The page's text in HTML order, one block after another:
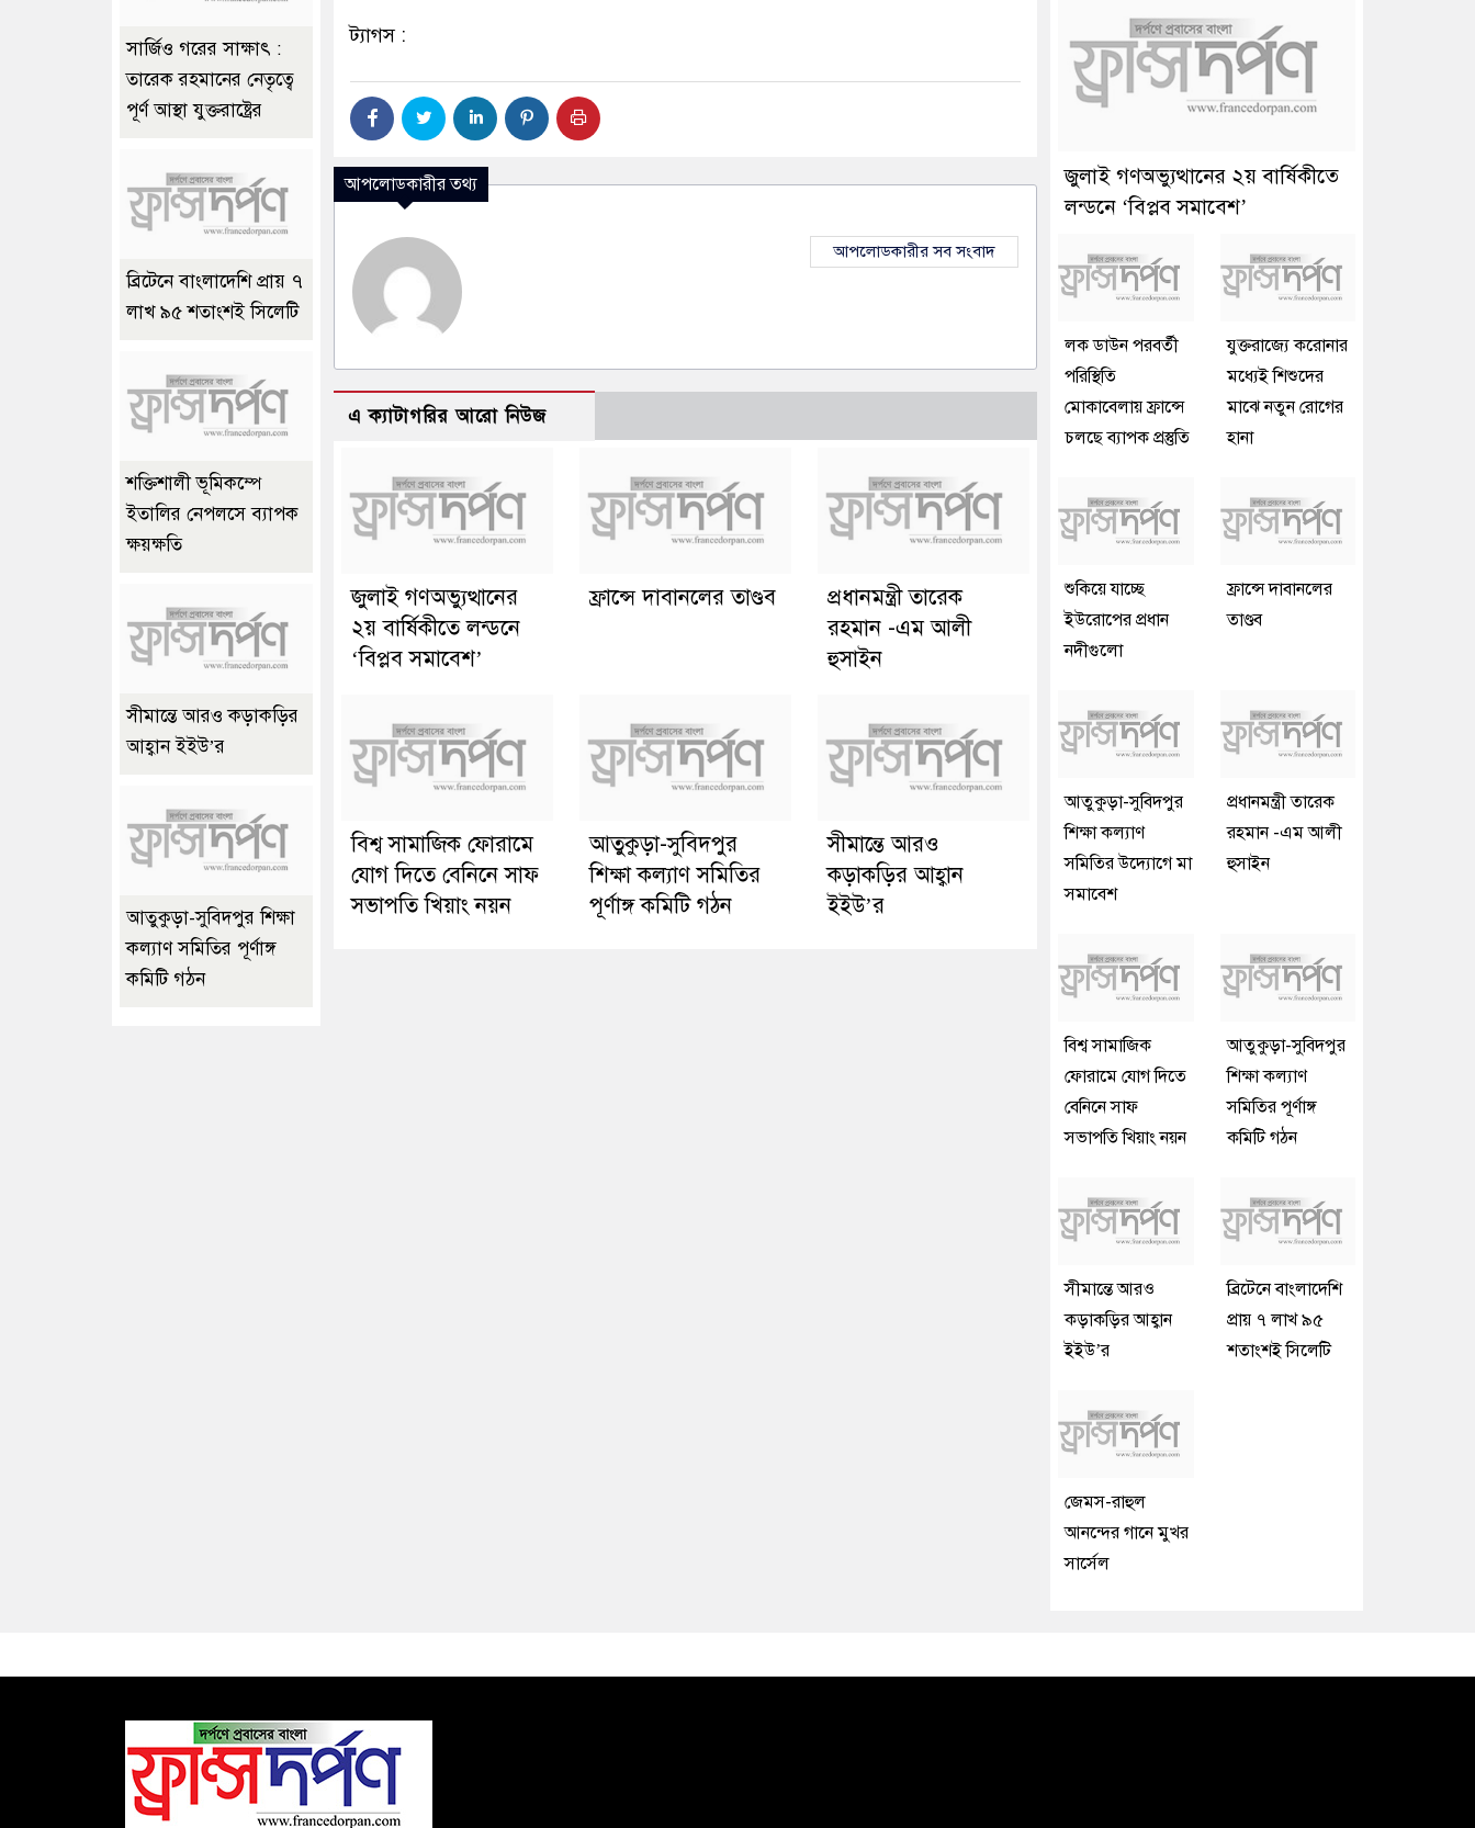
ট্যাগস :
আপলোডকারীর তথ্য
আপলোডকারীর সব সংবাদ
এ ক্যাটাগরির আরো নিউজ
জুলাই গণঅভ্যুত্থানের
২য় বার্ষিকীতে লন্ডনে
‘বিপ্লব সমাবেশ’
ফ্রান্সে দাবানলের তাণ্ডব
প্রধানমন্ত্রী তারেক
রহমান -এম আলী
হুসাইন
বিশ্ব সামাজিক ফোরামে
যোগ দিতে বেনিনে সাফ
সভাপতি খিয়াং নয়ন
আতুকুড়া-সুবিদপুর
শিক্ষা কল্যাণ সমিতির
পূর্ণাঙ্গ কমিটি গঠন
সীমান্তে আরও
কড়াকড়ির আহ্বান
ইইউ’র
সার্জিও গরের সাক্ষাৎ :
তারেক রহমানের নেতৃত্বে
পূর্ণ আস্থা যুক্তরাষ্ট্রের
ব্রিটেনে বাংলাদেশি প্রায় ৭
লাখ ৯৫ শতাংশই সিলেটি
শক্তিশালী ভূমিকম্পে
ইতালির নেপলসে ব্যাপক
ক্ষয়ক্ষতি
সীমান্তে আরও কড়াকড়ির
আহ্বান ইইউ’র
আতুকুড়া-সুবিদপুর শিক্ষা
কল্যাণ সমিতির পূর্ণাঙ্গ
কমিটি গঠন
জুলাই গণঅভ্যুত্থানের ২য় বার্ষিকীতে
লন্ডনে ‘বিপ্লব সমাবেশ’
লক ডাউন পরবর্তী
পরিস্থিতি
মোকাবেলায় ফ্রান্সে
চলছে ব্যাপক প্রস্তুতি
যুক্তরাজ্যে করোনার
মধ্যেই শিশুদের
মাঝে নতুন রোগের
হানা
শুকিয়ে যাচ্ছে
ইউরোপের প্রধান
নদীগুলো
ফ্রান্সে দাবানলের
তাণ্ডব
আতুকুড়া-সুবিদপুর
শিক্ষা কল্যাণ
সমিতির উদ্যোগে মা
সমাবেশ
প্রধানমন্ত্রী তারেক
রহমান -এম আলী
হুসাইন
বিশ্ব সামাজিক
ফোরামে যোগ দিতে
বেনিনে সাফ
সভাপতি খিয়াং নয়ন
আতুকুড়া-সুবিদপুর
শিক্ষা কল্যাণ
সমিতির পূর্ণাঙ্গ
কমিটি গঠন
সীমান্তে আরও
কড়াকড়ির আহ্বান
ইইউ’র
ব্রিটেনে বাংলাদেশি
প্রায় ৭ লাখ ৯৫
শতাংশই সিলেটি
জেমস-রাহুল
আনন্দের গানে মুখর
সার্সেল